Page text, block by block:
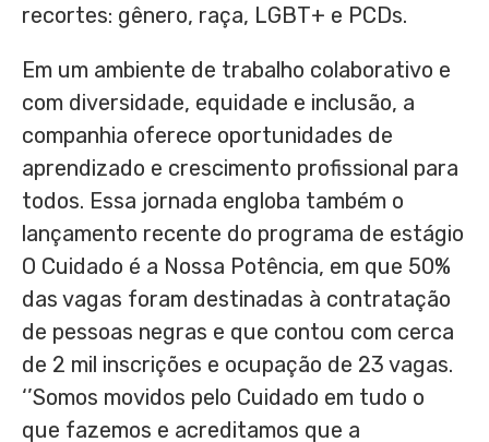
recortes: gênero, raça, LGBT+ e PCDs.
Em um ambiente de trabalho colaborativo e
com diversidade, equidade e inclusão, a
companhia oferece oportunidades de
aprendizado e crescimento profissional para
todos. Essa jornada engloba também o
lançamento recente do programa de estágio
O Cuidado é a Nossa Potência, em que 50%
das vagas foram destinadas à contratação
de pessoas negras e que contou com cerca
de 2 mil inscrições e ocupação de 23 vagas.
‘’Somos movidos pelo Cuidado em tudo o
que fazemos e acreditamos que a